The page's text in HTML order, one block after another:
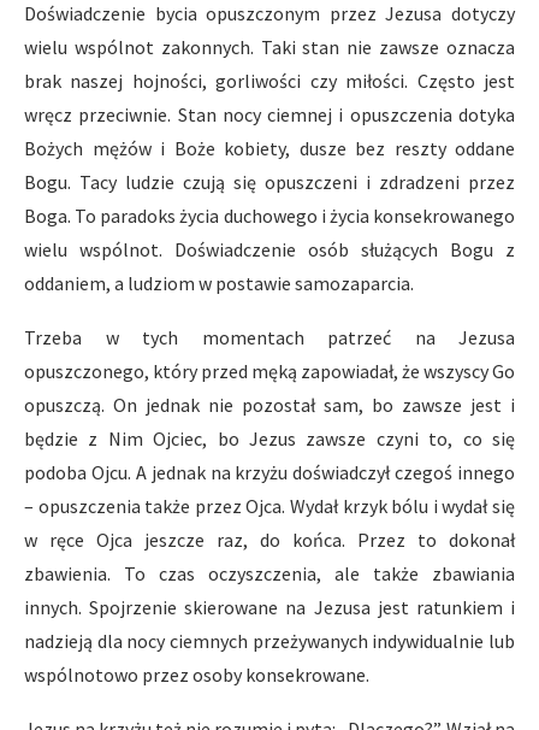
Doświadczenie bycia opuszczonym przez Jezusa dotyczy
wielu wspólnot zakonnych. Taki stan nie zawsze oznacza
brak naszej hojności, gorliwości czy miłości. Często jest
wręcz przeciwnie. Stan nocy ciemnej i opuszczenia dotyka
Bożych mężów i Boże kobiety, dusze bez reszty oddane
Bogu. Tacy ludzie czują się opuszczeni i zdradzeni przez
Boga. To paradoks życia duchowego i życia konsekrowanego
wielu wspólnot. Doświadczenie osób służących Bogu z
oddaniem, a ludziom w postawie samozaparcia.
Trzeba w tych momentach patrzeć na Jezusa
opuszczonego, który przed męką zapowiadał, że wszyscy Go
opuszczą. On jednak nie pozostał sam, bo zawsze jest i
będzie z Nim Ojciec, bo Jezus zawsze czyni to, co się
podoba Ojcu. A jednak na krzyżu doświadczył czegoś innego
– opuszczenia także przez Ojca. Wydał krzyk bólu i wydał się
w ręce Ojca jeszcze raz, do końca. Przez to dokonał
zbawienia. To czas oczyszczenia, ale także zbawiania
innych. Spojrzenie skierowane na Jezusa jest ratunkiem i
nadzieją dla nocy ciemnych przeżywanych indywidualnie lub
wspólnotowo przez osoby konsekrowane.